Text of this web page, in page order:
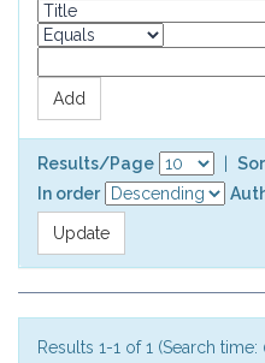
Results/Page
In order
Results 1-1 of 1 (Search